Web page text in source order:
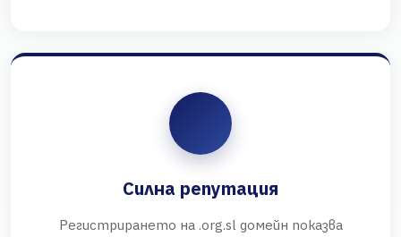
Силна репутация
Регистрирането на .org.sl домейн показва